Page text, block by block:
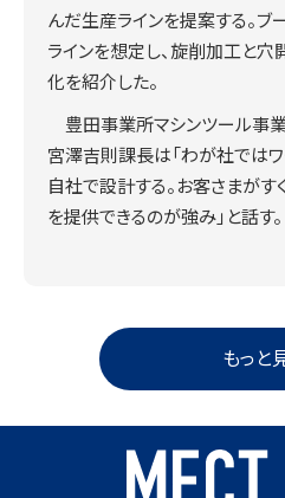
んだ生産ラインを提案する。ブ
ラインを想定し、旋削加工と
化を紹介した。
豊田事業所マシンツール事
宮澤吉則課長は「わが社では
自社で設計する。お客さまが
を提供できるのが強み」と話す。
もっと